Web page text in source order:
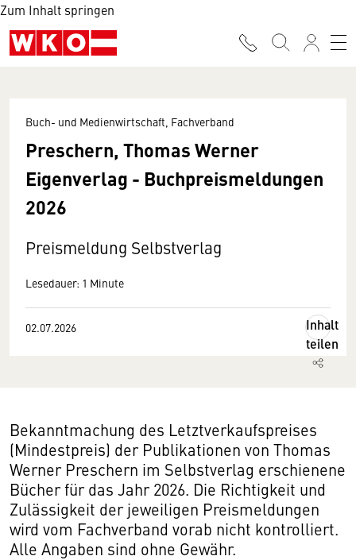
Zum Inhalt springen
Buch- und Medienwirtschaft, Fachverband
Preschern, Thomas Werner
Eigenverlag - Buchpreismeldungen
2026
Preismeldung Selbstverlag
Lesedauer: 1 Minute
02.07.2026
Inhalt
teilen
Bekanntmachung des Letztverkaufspreises
(Mindestpreis) der Publikationen von Thomas
Werner Preschern im Selbstverlag erschienene
Bücher für das Jahr 2026. Die Richtigkeit und
Zulässigkeit der jeweiligen Preismeldungen
wird vom Fachverband vorab nicht kontrolliert.
Alle Angaben sind ohne Gewähr.